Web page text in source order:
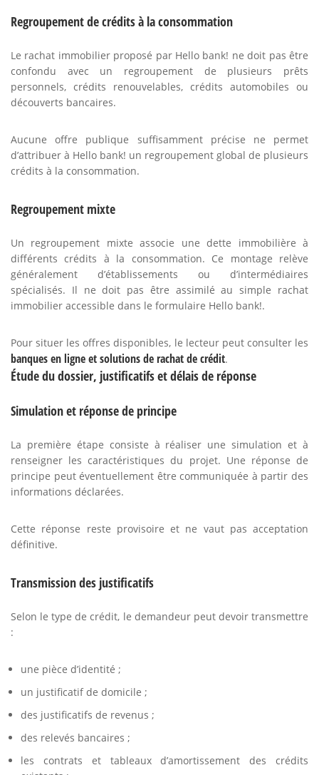
Regroupement de crédits à la consommation
Le rachat immobilier proposé par Hello bank! ne doit pas être
confondu avec un regroupement de plusieurs prêts
personnels, crédits renouvelables, crédits automobiles ou
découverts bancaires.
Aucune offre publique suffisamment précise ne permet
d’attribuer à Hello bank! un regroupement global de plusieurs
crédits à la consommation.
Regroupement mixte
Un regroupement mixte associe une dette immobilière à
différents crédits à la consommation. Ce montage relève
généralement d’établissements ou d’intermédiaires
spécialisés. Il ne doit pas être assimilé au simple rachat
immobilier accessible dans le formulaire Hello bank!.
Pour situer les offres disponibles, le lecteur peut consulter les
banques en ligne et solutions de rachat de crédit.
Étude du dossier, justificatifs et délais de réponse
Simulation et réponse de principe
La première étape consiste à réaliser une simulation et à
renseigner les caractéristiques du projet. Une réponse de
principe peut éventuellement être communiquée à partir des
informations déclarées.
Cette réponse reste provisoire et ne vaut pas acceptation
définitive.
Transmission des justificatifs
Selon le type de crédit, le demandeur peut devoir transmettre
:
une pièce d’identité ;
un justificatif de domicile ;
des justificatifs de revenus ;
des relevés bancaires ;
les contrats et tableaux d’amortissement des crédits